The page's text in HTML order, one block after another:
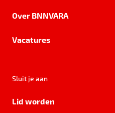
Over BNNVARA
Vacatures
Sluit je aan
Lid worden